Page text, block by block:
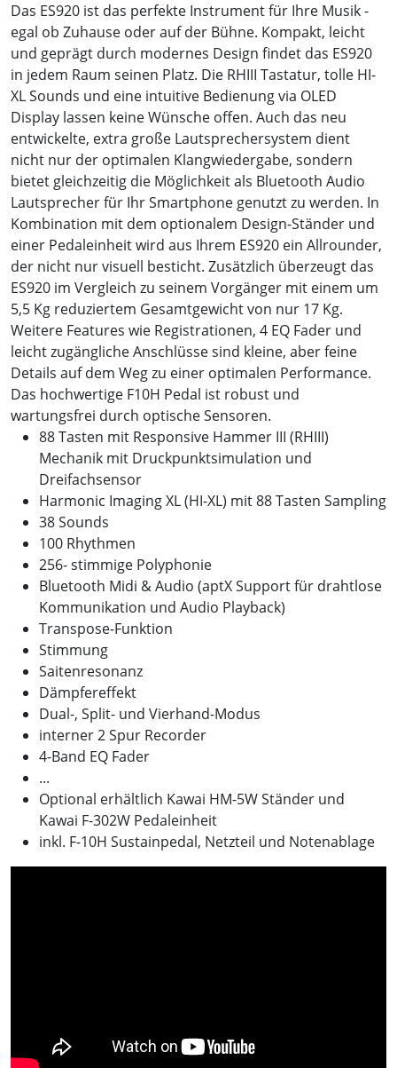
Das ES920 ist das perfekte Instrument für Ihre Musik -
egal ob Zuhause oder auf der Bühne. Kompakt, leicht
und geprägt durch modernes Design findet das ES920
in jedem Raum seinen Platz. Die RHIII Tastatur, tolle HI-
XL Sounds und eine intuitive Bedienung via OLED
Display lassen keine Wünsche offen. Auch das neu
entwickelte, extra große Lautsprechersystem dient
nicht nur der optimalen Klangwiedergabe, sondern
bietet gleichzeitig die Möglichkeit als Bluetooth Audio
Lautsprecher für Ihr Smartphone genutzt zu werden. In
Kombination mit dem optionalem Design-Ständer und
einer Pedaleinheit wird aus Ihrem ES920 ein Allrounder,
der nicht nur visuell besticht. Zusätzlich überzeugt das
ES920 im Vergleich zu seinem Vorgänger mit einem um
5,5 Kg reduziertem Gesamtgewicht von nur 17 Kg.
Weitere Features wie Registrationen, 4 EQ Fader und
leicht zugängliche Anschlüsse sind kleine, aber feine
Details auf dem Weg zu einer optimalen Performance.
Das hochwertige F10H Pedal ist robust und
wartungsfrei durch optische Sensoren.
88 Tasten mit Responsive Hammer III (RHIII)
Mechanik mit Druckpunktsimulation und
Dreifachsensor
Harmonic Imaging XL (HI-XL) mit 88 Tasten Sampling
38 Sounds
100 Rhythmen
256- stimmige Polyphonie
Bluetooth Midi & Audio (aptX Support für drahtlose
Kommunikation und Audio Playback)
Transpose-Funktion
Stimmung
Saitenresonanz
Dämpfereffekt
Dual-, Split- und Vierhand-Modus
interner 2 Spur Recorder
4-Band EQ Fader
...
Optional erhältlich Kawai HM-5W Ständer und
Kawai F-302W Pedaleinheit
inkl. F-10H Sustainpedal, Netzteil und Notenablage